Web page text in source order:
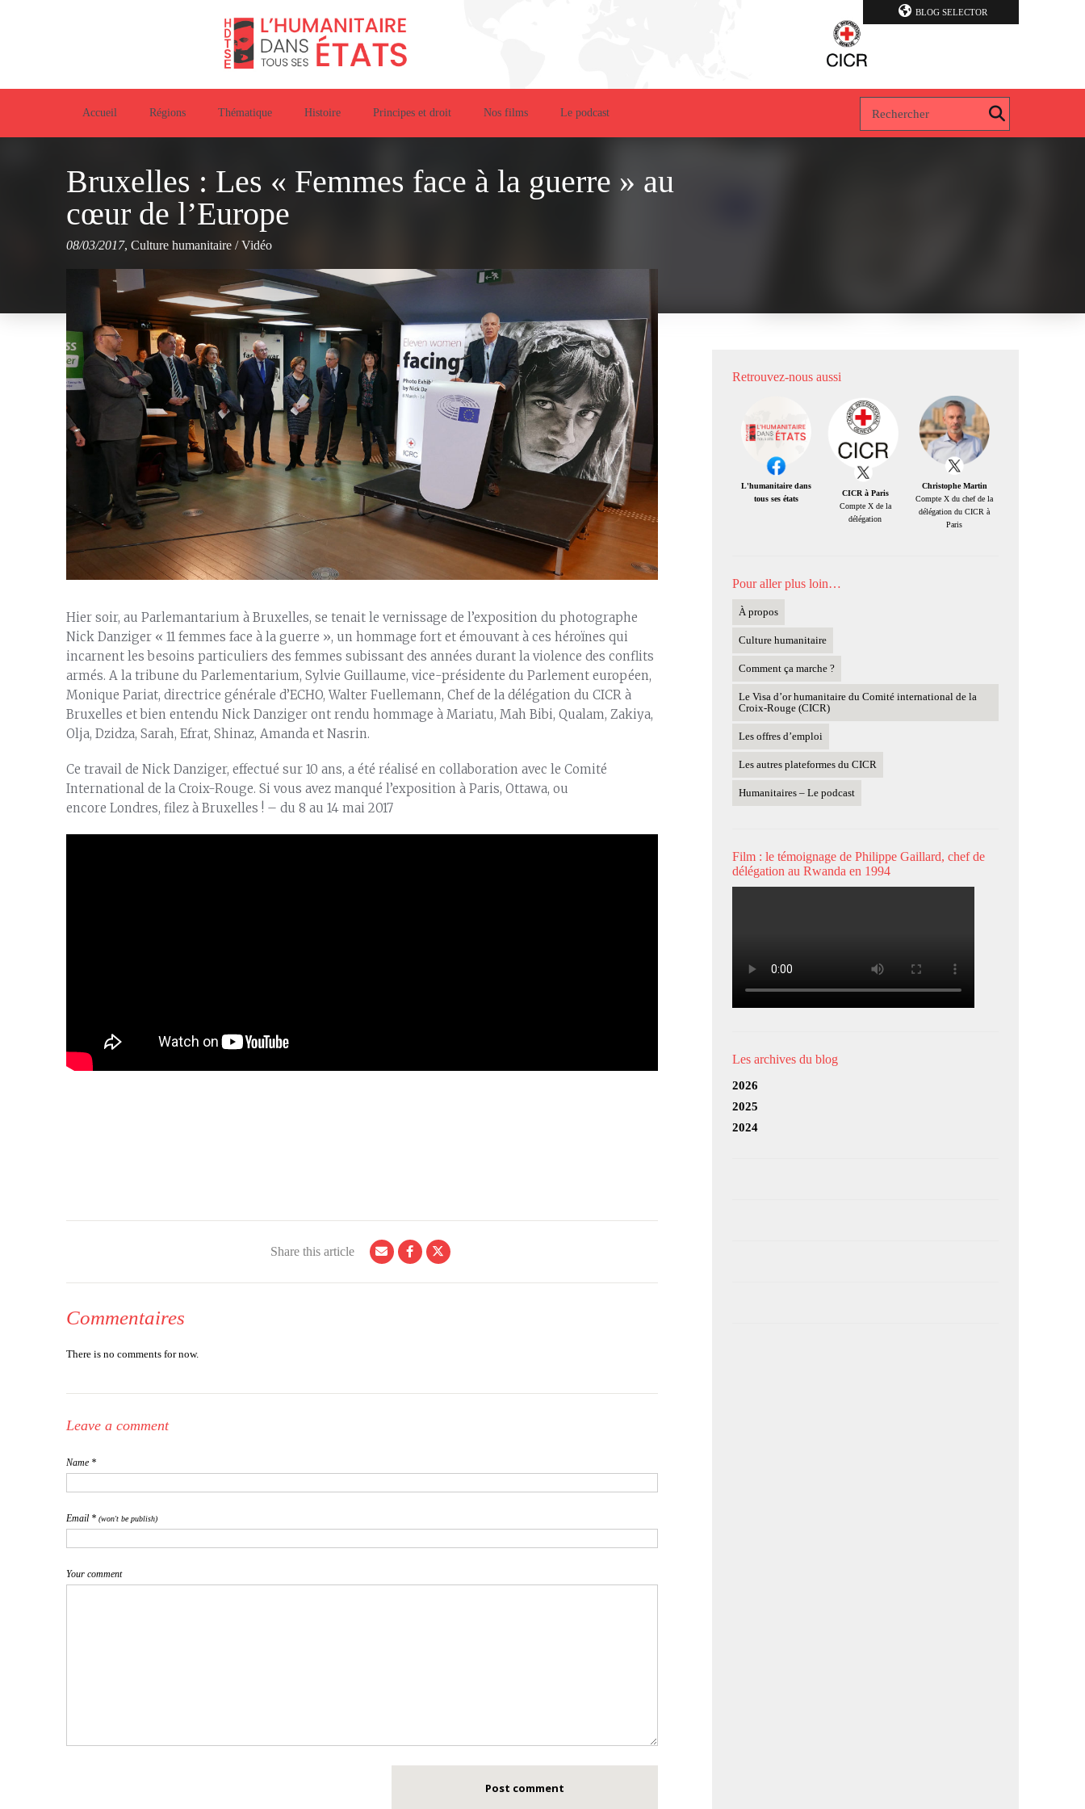
BLOG SELECTOR
Accueil Régions Thématique Histoire Principes et droit Nos films Le podcast
Bruxelles : Les « Femmes face à la guerre » au
cœur de l’Europe
08/03/2017, Culture humanitaire /Vidéo
Hier soir, au Parlemantarium à Bruxelles, se tenait le vernissage de l’exposition du photographe
Nick Danziger « 11 femmes face à la guerre », un hommage fort et émouvant à ces héroïnes qui
incarnent les besoins particuliers des femmes subissant des années durant la violence des conflits
armés. A la tribune du Parlementarium, Sylvie Guillaume, vice-présidente du Parlement européen,
Monique Pariat, directrice générale d’ECHO, Walter Fuellemann, Chef de la délégation du CICR à
Bruxelles et bien entendu Nick Danziger ont rendu hommage à Mariatu, Mah Bibi, Qualam, Zakiya,
Olja, Dzidza, Sarah, Efrat, Shinaz, Amanda et Nasrin.
Ce travail de Nick Danziger, effectué sur 10 ans, a été réalisé en collaboration avec le Comité
International de la Croix-Rouge. Si vous avez manqué l’exposition à Paris, Ottawa, ou
encore Londres, filez à Bruxelles ! – du 8 au 14 mai 2017
Share this article
Commentaires
There is no comments for now.
Leave a comment
Name *
Email * (won't be publish)
Your comment
Retrouvez-nous aussi
L'humanitaire dans
tous ses états
CICR à Paris
Compte X de la
délégation
Christophe Martin
Compte X du chef de la
délégation du CICR à
Paris
Pour aller plus loin…
À propos
Culture humanitaire
Comment ça marche ?
Le Visa d’or humanitaire du Comité international de la
Croix-Rouge (CICR)
Les offres d’emploi
Les autres plateformes du CICR
Humanitaires – Le podcast
Film : le témoignage de Philippe Gaillard, chef de
délégation au Rwanda en 1994
Les archives du blog
2026
2025
2024